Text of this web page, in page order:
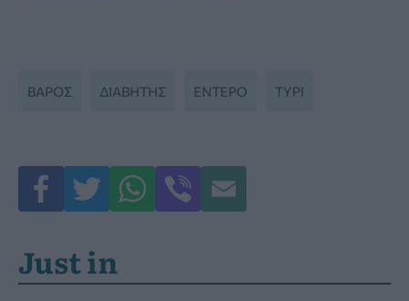
ΒΆΡΟΣ ΔΙΑΒΉΤΗΣ ΕΝΤΕΡΟ ΤΥΡΊ
Just in